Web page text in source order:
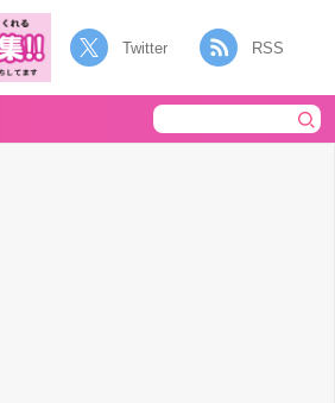
Twitter RSS